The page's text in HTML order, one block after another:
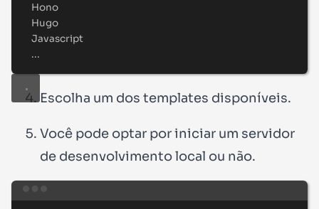
Hono
Hugo
Javascript
...
Escolha um dos templates disponíveis.
Você pode optar por iniciar um servidor
de desenvolvimento local ou não.